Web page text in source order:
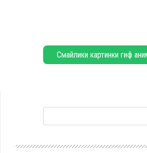
Смайлики картинки гиф